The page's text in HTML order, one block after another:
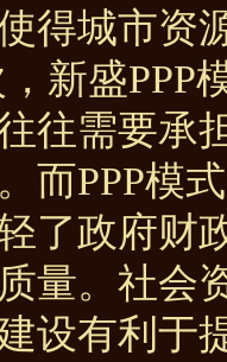
得城市资
新盛PPP
往需要承
而PPP模
了政府财
量。社会
设有利于